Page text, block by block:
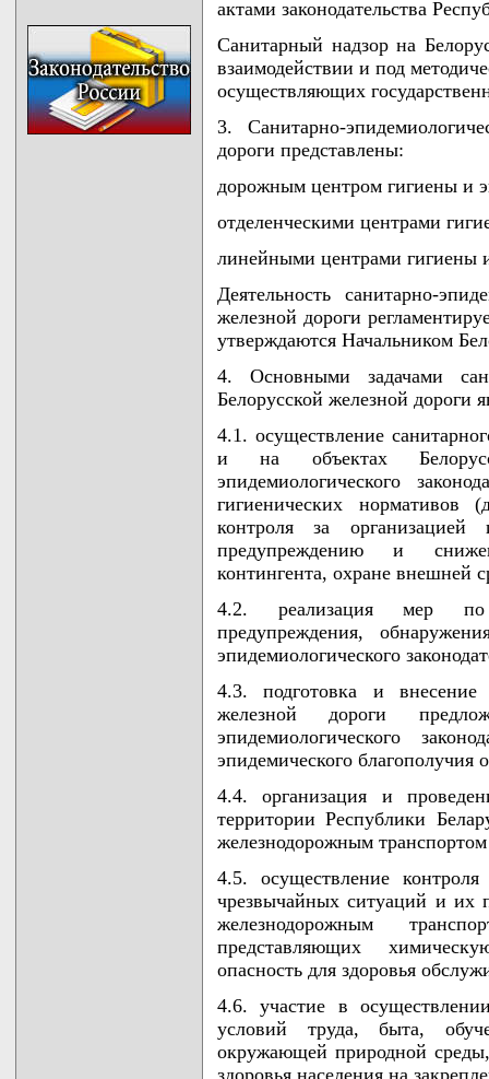
актами законодательства
Санитарный надзор на
взаимодействии и под
осуществляющих
3. Санитарно-
дороги представлены:
дорожным центром гигиены и
отделенческими центрами
линейными центрами гигиены
Деятельность санитарно-
железной дороги
утверждаются Начальником
4. Основными задачами
Белорусской железной дороги
4.1. осуществление
и на объектах
эпидемиологического
гигиенических
контроля за
предупреждению и
контингента, охране внешней
4.2. реализация мер по
предупреждения,
эпидемиологического
4.3. подготовка и внесение
железной дороги
эпидемиологического
эпидемического благополучия
4.4. организация и
территории Республики
железнодорожным
4.5. осуществление
чрезвычайных ситуаций и их
железнодорожным
представляющих
опасность для здоровья
4.6. участие в
условий труда, быта,
окружающей природной
здоровья населения на